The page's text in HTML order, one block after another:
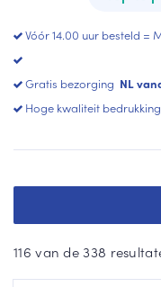
Op
ba
re
Vie
an
pa
ra
pa
ra
u
Ro
pa
ra
Vóór 14.00 uur besteld =
Gratis bezorging NL
Hoge kwaliteit bedrukking
116 van de 338